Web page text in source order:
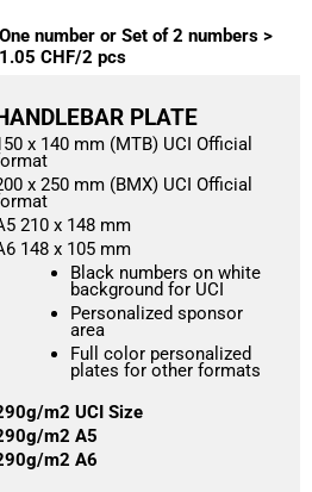
One number orSet of 2 numbers >
1.05 CHF/2 pcs
PLATE
x 140 mm (MTB) UCI Official
x 250 mm (BMX) UCI Official
210 x 148 mm
148 x 105 mm
Black numbers on white
background for UCI
Personalized sponsor
area
Full color personalized
plates for other formats
m2 UCI Size
m2 A5
m2 A6